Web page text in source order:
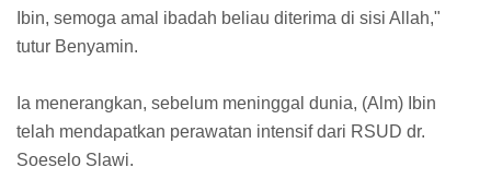
Ibin, semoga amal ibadah beliau diterima di sisi Allah,"
tutur Benyamin.
Ia menerangkan, sebelum meninggal dunia, (Alm) Ibin
telah mendapatkan perawatan intensif dari RSUD dr.
Soeselo Slawi.